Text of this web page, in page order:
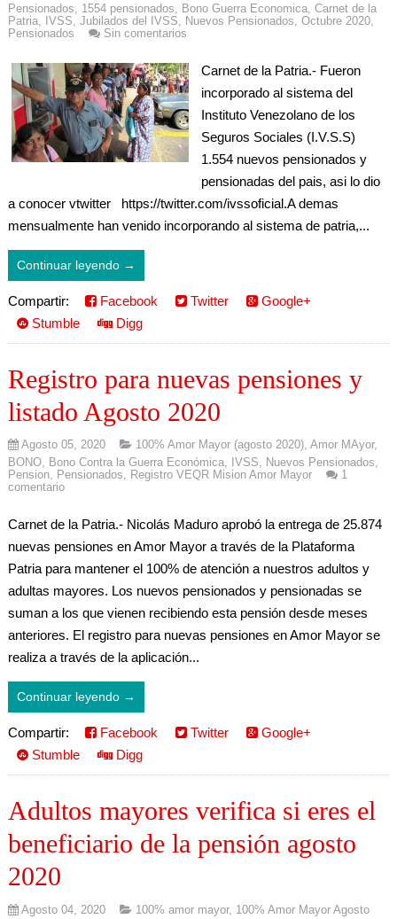
Pensionados
1554 pensionados Bono Guerra Economica, Carnet de la
Patria, IVSS Jubilados del IVSS Nuevos Pensionados Octubre 2020,
Pensionados
Sin comentarios
Carnet de la Patria.- Fueron
incorporado al sistema del
Instituto Venezolano de los
Seguros Sociales (I.V.S.S)
1.554 nuevos pensionados y
pensionadas del pais, asi lo dio
a conocer vtwitter https://twitter.com/ivssoficial.A demas
mensualmente han venido incorporando al sistema de patria,...
Continuar leyendo →
Compartir: Facebook Twitter
Google+
Stumble
Digg
Registro para nuevas pensiones y
listado Agosto 2020
Agosto 05, 2020 100% Amor Mayor (agosto 2020), Amor MAyor,
BONO, Bono Contra la Guerra Económica, IVSS, Nuevos Pensionados,
Pension, Pensionados, Registro VEQR Mision Amor Mayor
1
comentario
Carnet de la Patria.- Nicolás Maduro aprobó la entrega de 25.874
nuevas pensiones en Amor Mayor a través de la Plataforma
Patria para mantener el 100% de atención a nuestros adultos y
adultas mayores. Los nuevos pensionados y pensionadas se
suman a los que vienen recibiendo esta pensión desde meses
anteriores. El registro para nuevas pensiones en Amor Mayor se
realiza a través de la aplicación...
Continuar leyendo →
Compartir: Facebook Twitter
Google+
Stumble
Digg
Adultos mayores verifica si eres el
beneficiario de la pensión agosto
2020
Agosto 04, 2020 100% amor mayor, 100% Amor Mayor Agosto